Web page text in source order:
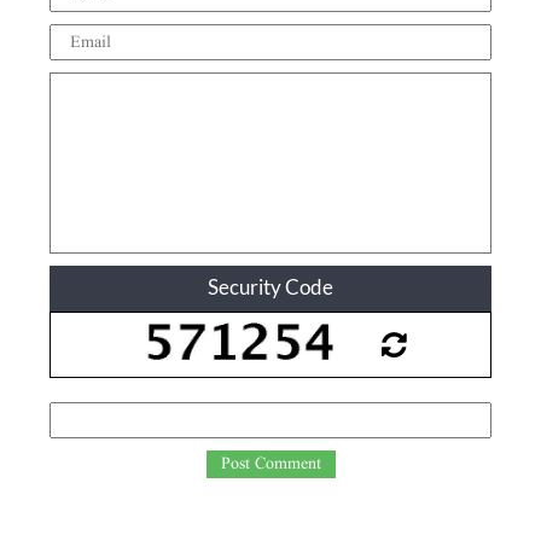
Security Code
Post Comment